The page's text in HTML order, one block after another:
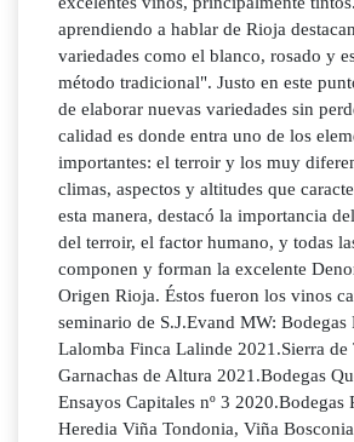
aprendiendo a hablar de Rioja
variedades como el blanco, rosado y
método tradicional". Justo en este
de elaborar nuevas variedades sin
calidad es donde entra uno de los
importantes: el terroir y los muy
climas, aspectos y altitudes que
esta manera, destacó la importancia
del terroir, el factor humano, y todas
componen y forman la excelente
Origen Rioja. Éstos fueron los vinos
seminario de S.J.Evand MW:
Lalomba Finca Lalinde 2021.Sierra
Garnachas de Altura 2021.Bodegas
Ensayos Capitales nº 3 2020.Bodegas
Heredia Viña Tondonia, Viña